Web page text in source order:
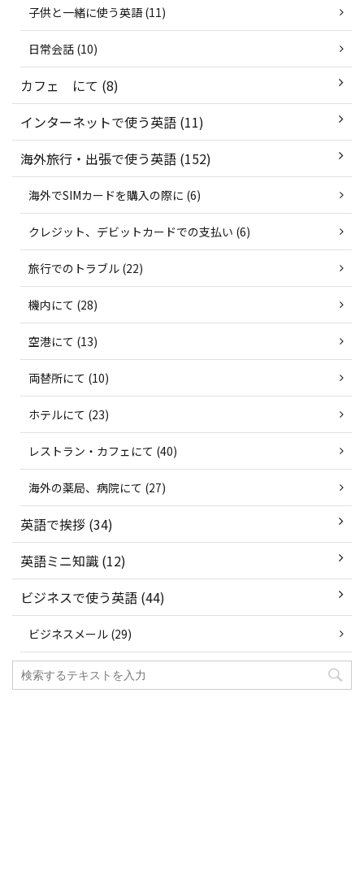
子供と一緒に使う英語 (11)
日常会話 (10)
カフェ にて (8)
インターネットで使う英語 (11)
海外旅行・出張で使う英語 (152)
海外でSIMカードを購入の際に (6)
クレジット、デビットカードでの支払い (6)
旅行でのトラブル (22)
機内にて (28)
空港にて (13)
両替所にて (10)
ホテルにて (23)
レストラン・カフェにて (40)
海外の薬局、病院にて (27)
英語で挨拶 (34)
英語ミニ知識 (12)
ビジネスで使う英語 (44)
ビジネスメール (29)